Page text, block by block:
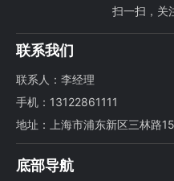
扫一扫，关
联系我们
联系人：李经理
手机：13122861111
地址：上海市浦东新区三林路
底部导航